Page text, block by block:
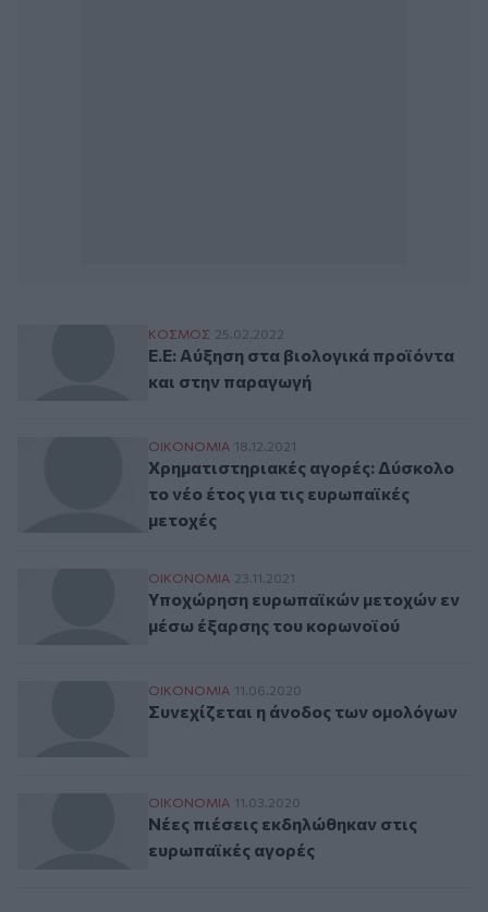
Ε.Ε: Αύξηση στα βιολογικά προϊόντα και
ΚΟΣΜΟΣ 25.02.2022
Ε.Ε: Αύξηση στα βιολογικά προϊόντα
και στην παραγωγή
Χρηματιστηριακές αγορές: Δύσκολο το
ΟΙΚΟΝΟΜΙΑ 18.12.2021
Χρηματιστηριακές αγορές: Δύσκολο
το νέο έτος για τις ευρωπαϊκές
μετοχές
Υποχώρηση ευρωπαϊκών μετοχών εν
ΟΙΚΟΝΟΜΙΑ 23.11.2021
Υποχώρηση ευρωπαϊκών μετοχών εν
μέσω έξαρσης του κορωνοϊού
Συνεχίζεται η άνοδος των ομολόγων
ΟΙΚΟΝΟΜΙΑ 11.06.2020
Συνεχίζεται η άνοδος των ομολόγων
Νέες πιέσεις εκδηλώθηκαν στις
ΟΙΚΟΝΟΜΙΑ 11.03.2020
Νέες πιέσεις εκδηλώθηκαν στις
ευρωπαϊκές αγορές